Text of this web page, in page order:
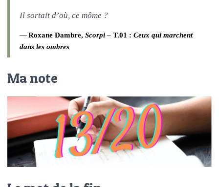
Il sortait d’où, ce môme ?
Roxane Dambre, Scorpi– T.01 : Ceux qui marchent
dans les ombres
Ma note